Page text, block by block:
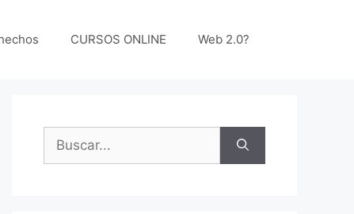
CURSOS ONLINE Web 2.0?
Buscar: